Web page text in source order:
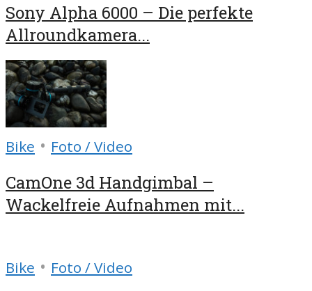
Sony Alpha 6000 – Die perfekte
Allroundkamera...
Bike • Foto / Video
CamOne 3d Handgimbal –
Wackelfreie Aufnahmen mit...
Bike • Foto / Video